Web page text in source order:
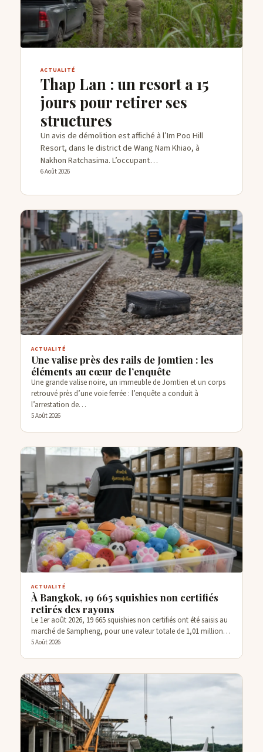
ACTUALITÉ
Thap Lan : un resort a 15
jours pour retirer ses
structures
Un avis de démolition est affiché à l’Im Poo Hill
Resort, dans le district de Wang Nam Khiao, à
Nakhon Ratchasima. L’occupant…
6 Août 2026
ACTUALITÉ
Une valise près des rails de Jomtien : les
éléments au cœur de l’enquête
Une grande valise noire, un immeuble de Jomtien et un corps
retrouvé près d’une voie ferrée : l’enquête a conduit à
l’arrestation de…
5 Août 2026
ACTUALITÉ
À Bangkok, 19 665 squishies non certifiés
retirés des rayons
Le 1er août 2026, 19 665 squishies non certifiés ont été saisis au
marché de Sampheng, pour une valeur totale de 1,01 million…
5 Août 2026